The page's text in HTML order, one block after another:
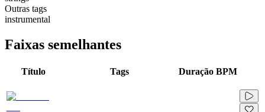
Outras tags
instrumental
Faixas semelhantes
Título Tags Duração BPM